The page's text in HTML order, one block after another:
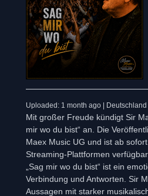
Uploaded: 1 month ago | Deutschland
Mit großer Freude kündigt Sir
mir wo du bist“ an. Die
Maex Music UG und ist ab
Streaming-Plattformen verfügbar.
„Sag mir wo du bist“ ist ein
Verbindung und Antworten. Sir
Aussagen mit starker